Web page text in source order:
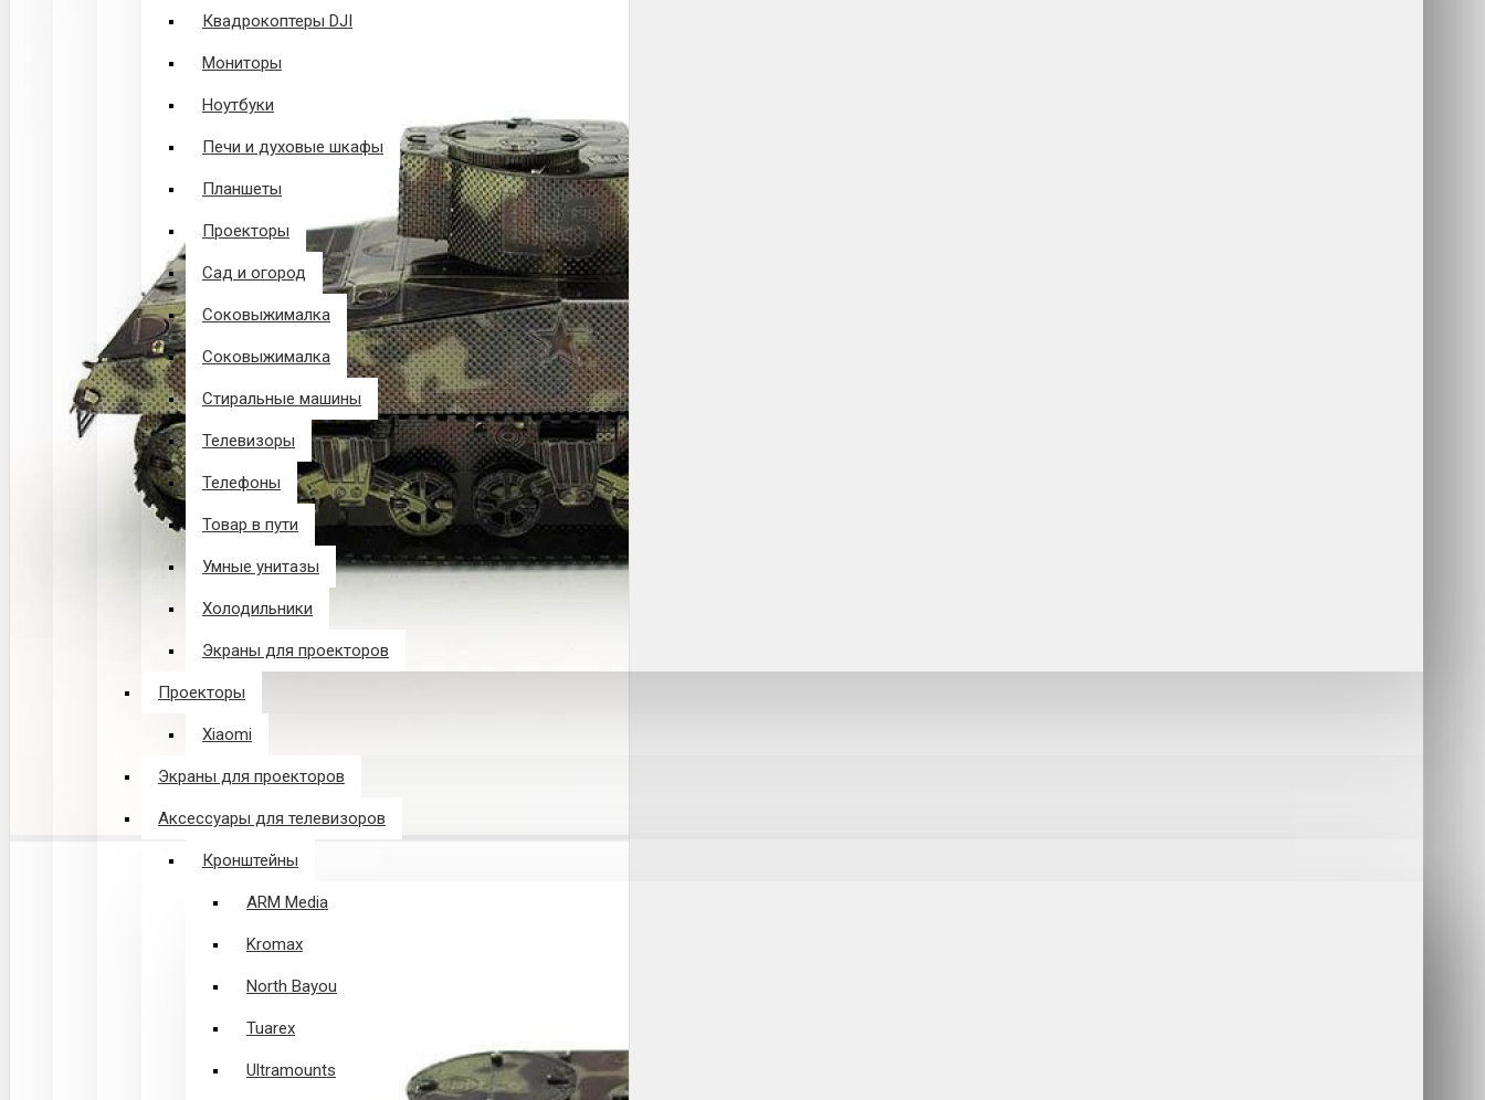
Квадрокоптеры DJI
Мониторы
Ноутбуки
Печи и духовые шкафы
Планшеты
Проекторы
Сад и огород
Соковыжималка
Соковыжималка
Стиральные машины
Телевизоры
Телефоны
Товар в пути
Умные унитазы
Холодильники
Экраны для проекторов
Проекторы
Xiaomi
Экраны для проекторов
Аксессуары для телевизоров
Кронштейны
ARM Media
Kromax
North Bayou
Tuarex
Ultramounts